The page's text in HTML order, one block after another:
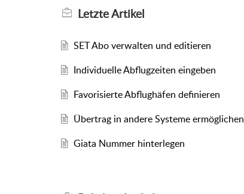
LetzteArtikel
SET Abo verwalten und editieren
Individuelle Abflugzeiten eingeben
Favorisierte Abflughäfen definieren
Übertrag in andere Systeme ermöglichen
Giata Nummer hinterlegen